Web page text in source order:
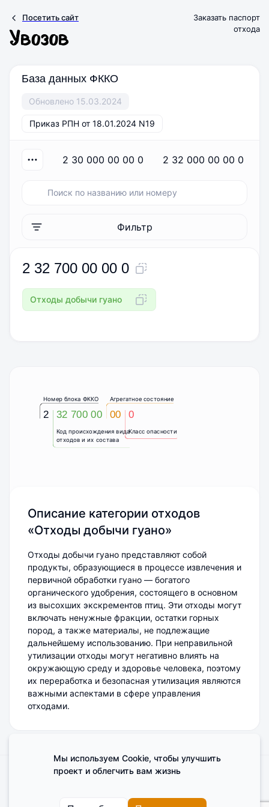
Посетить сайт
Заказать паспорт
отхода
База данных ФККО
Обновлено 15.03.2024
Приказ РПН от 18.01.2024 N19
2 30 000 00 00 0 2 32 000 00 00 0
Фильтр
2 32 700 00 00 0
Отходы добычи гуано
2
Номер блока ФККО
Код происхождения вида
отходов и их состава
32 700 00
Агрегатное состояние
00
Класс опасности
0
Описание категории отходов
«Отходы добычи гуано»
Отходы добычи гуано представляют собой
продукты, образующиеся в процессе извлечения и
первичной обработки гуано — богатого
органического удобрения, состоящего в основном
из высохших экскрементов птиц. Эти отходы могут
включать ненужные фракции, остатки горных
пород, а также материалы, не подлежащие
дальнейшему использованию. При неправильной
утилизации отходы могут негативно влиять на
окружающую среду и здоровье человека, поэтому
их переработка и безопасная утилизация являются
важными аспектами в сфере управления
отходами.
Поделиться мнением о сайте
Мы используем Cookie, чтобы улучшить
проект и облегчить вам жизнь